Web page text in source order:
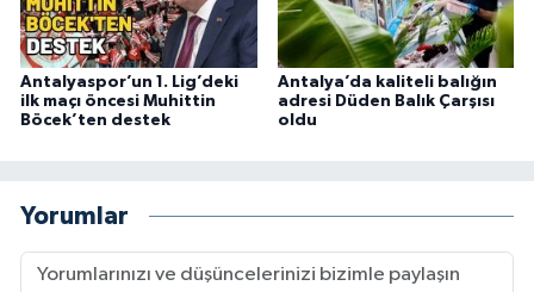
Antalyaspor’un 1. Lig’deki
ilk maçı öncesi Muhittin
Böcek’ten destek
Antalya’da kaliteli balığın
adresi Düden Balık Çarşısı
oldu
Yorumlar